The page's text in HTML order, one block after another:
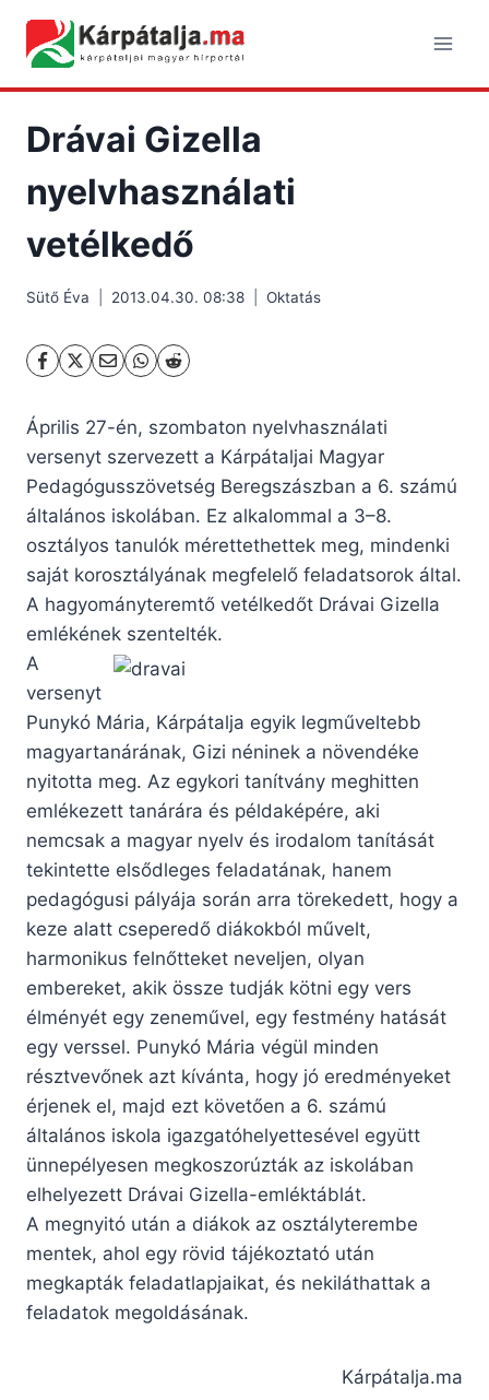
content
Drávai Gizella
nyelvhasználati
vetélkedő
Sütő Éva 2013.04.30. 08:38 Oktatás
Április 27-én, szombaton nyelvhasználati
versenyt szervezett a Kárpátaljai Magyar
Pedagógusszövetség Beregszászban a 6. számú
általános iskolában. Ez alkalommal a 3–8.
osztályos tanulók mérettethettek meg, mindenki
saját korosztályának megfelelő feladatsorok által.
A hagyományteremtő vetélkedőt Drávai Gizella
emlékének szentelték.
A
versenyt
Punykó Mária, Kárpátalja egyik legműveltebb
magyartanárának, Gizi néninek a növendéke
nyitotta meg. Az egykori tanítvány meghitten
emlékezett tanárára és példaképére, aki
nemcsak a magyar nyelv és irodalom tanítását
tekintette elsődleges feladatának, hanem
pedagógusi pályája során arra törekedett, hogy a
keze alatt cseperedő diákokból művelt,
harmonikus felnőtteket neveljen, olyan
embereket, akik össze tudják kötni egy vers
élményét egy zeneművel, egy festmény hatását
egy verssel. Punykó Mária végül minden
résztvevőnek azt kívánta, hogy jó eredményeket
érjenek el, majd ezt követően a 6. számú
általános iskola igazgatóhelyettesével együtt
ünnepélyesen megkoszorúzták az iskolában
elhelyezett Drávai Gizella-emléktáblát.
A megnyitó után a diákok az osztályterembe
mentek, ahol egy rövid tájékoztató után
megkapták feladatlapjaikat, és nekiláthattak a
feladatok megoldásának.
Kárpátalja.ma